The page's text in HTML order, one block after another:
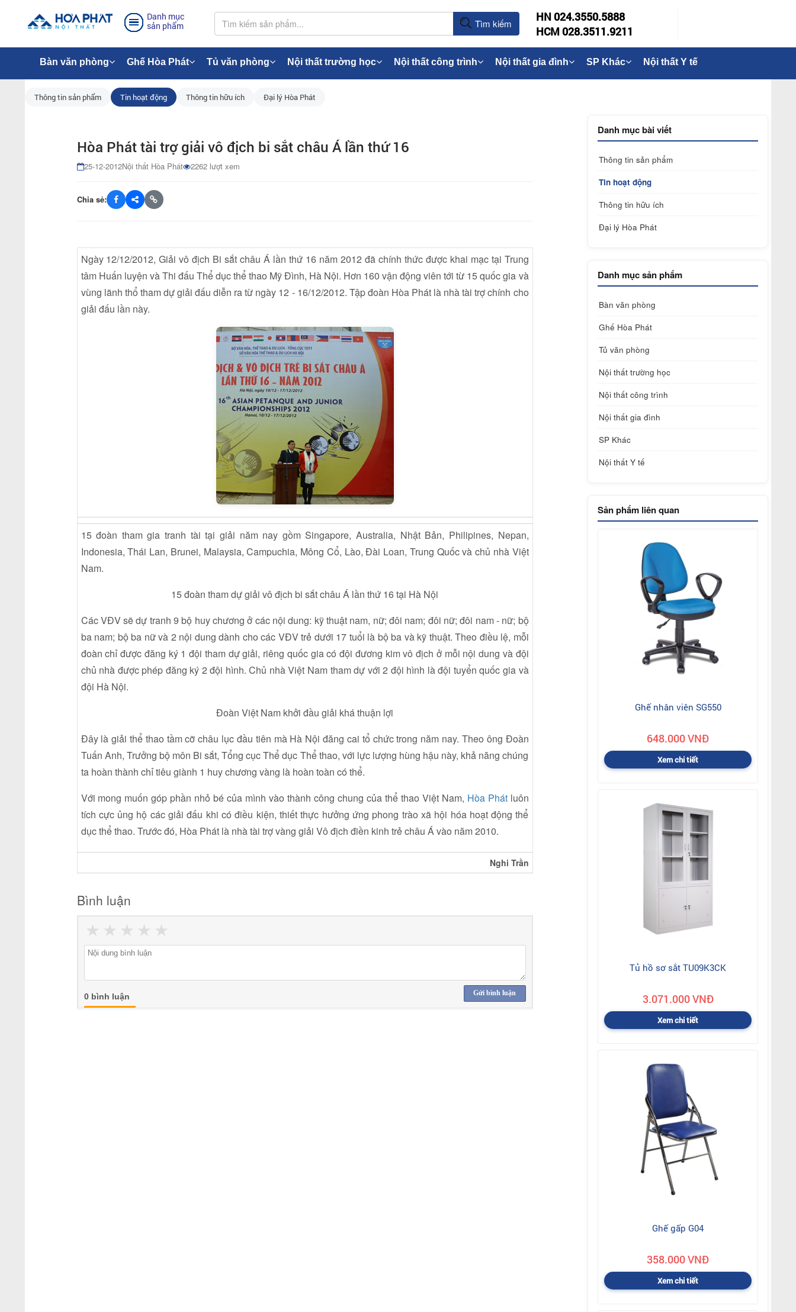
Danh mục
sản phẩm
Tìm kiếm
HN 024.3550.5888
HCM 028.3511.9211
Bàn văn phòng Ghế Hòa Phát Tủ văn phòng Nội thất trường học Nội thất công trình Nội thất gia đình SP Khác Nội thất Y tế
Thông tin sản phẩm Tin hoạt động Thông tin hữu ích Đại lý Hòa Phát
Hòa Phát tài trợ giải vô địch bi sắt châu Á lần thứ 16
25-12-2012Nội thất Hòa Phát 2262 lượt xem
Chia sẻ:
Ngày 12/12/2012, Giải vô địch Bi sắt châu Á lần thứ 16 năm 2012 đã chính thức được khai mạc tại Trung
tâm Huấn luyện và Thi đấu Thể dục thể thao Mỹ Đình, Hà Nội. Hơn 160 vận động viên tới từ 15 quốc gia và
vùng lãnh thổ tham dự giải đấu diễn ra từ ngày 12 - 16/12/2012. Tập đoàn Hòa Phát là nhà tài trợ chính cho
giải đấu lần này.
15 đoàn tham gia tranh tài tại giải năm nay gồm Singapore, Australia, Nhật Bản, Philipines, Nepan,
Indonesia, Thái Lan, Brunei, Malaysia, Campuchia, Mông Cổ, Lào, Đài Loan, Trung Quốc và chủ nhà Việt
Nam.
15 đoàn tham dự giải vô địch bi sắt châu Á lần thứ 16 tại Hà Nội
Các VĐV sẽ dự tranh 9 bộ huy chương ở các nội dung: kỹ thuật nam, nữ; đôi nam; đôi nữ; đôi nam - nữ; bộ
ba nam; bộ ba nữ và 2 nội dung dành cho các VĐV trẻ dưới 17 tuổi là bộ ba và kỹ thuật. Theo điều lệ, mỗi
đoàn chỉ được đăng ký 1 đội tham dự giải, riêng quốc gia có đội đương kim vô địch ở mỗi nội dung và đội
chủ nhà được phép đăng ký 2 đội hình. Chủ nhà Việt Nam tham dự với 2 đội hình là đội tuyển quốc gia và
đội Hà Nội.
Đoàn Việt Nam khởi đầu giải khá thuận lợi
Đây là giải thể thao tầm cỡ châu lục đầu tiên mà Hà Nội đăng cai tổ chức trong năm nay. Theo ông Đoàn
Tuấn Anh, Trưởng bộ môn Bi sắt, Tổng cục Thể dục Thể thao, với lực lượng hùng hậu này, khả năng chúng
ta hoàn thành chỉ tiêu giành 1 huy chương vàng là hoàn toàn có thể.
Với mong muốn góp phần nhỏ bé của mình vào thành công chung của thể thao Việt Nam, Hòa Phátluôn
tích cực ủng hộ các giải đấu khi có điều kiện, thiết thực hưởng ứng phong trào xã hội hóa hoạt động thể
dục thể thao. Trước đó, Hòa Phát là nhà tài trợ vàng giải Vô địch điền kinh trẻ châu Á vào năm 2010.
Nghi Trần
Bình luận
★
★
★
★
★
Gửi bình luận
0 bình luận
Danh mục bài viết
Thông tin sản phẩm
Tin hoạt động
Thông tin hữu ích
Đại lý Hòa Phát
Danh mục sản phẩm
Bàn văn phòng
Ghế Hòa Phát
Tủ văn phòng
Nội thất trường học
Nội thất công trình
Nội thất gia đình
SP Khác
Nội thất Y tế
Sản phẩm liên quan
Ghế nhân viên SG550
648.000 VNĐ
Xem chi tiết
Tủ hồ sơ sắt TU09K3CK
3.071.000 VNĐ
Xem chi tiết
Ghế gấp G04
358.000 VNĐ
Xem chi tiết